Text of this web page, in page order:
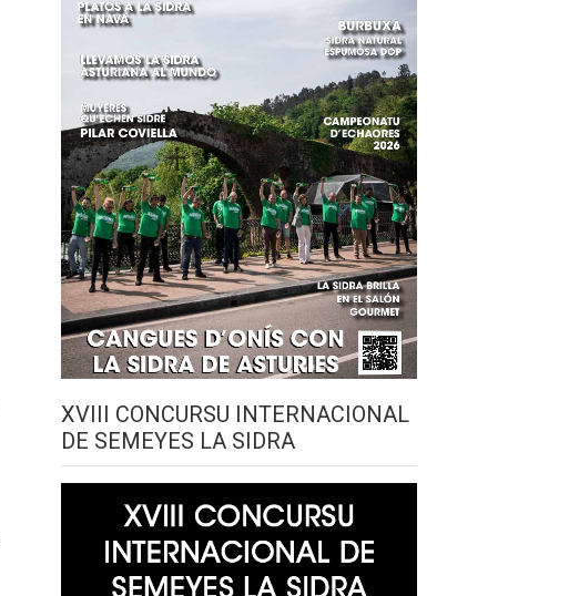
XVIII CONCURSU INTERNACIONAL
DE SEMEYES LA SIDRA